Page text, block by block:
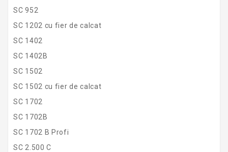
SC 952
SC 1202 cu fier de calcat
SC 1402
SC 1402B
SC 1502
SC 1502 cu fier de calcat
SC 1702
SC 1702B
SC 1702 B Profi
SC 2.500 C